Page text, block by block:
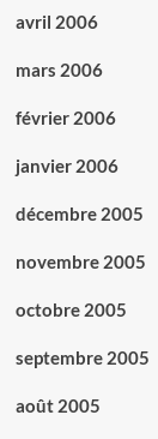
avril 2006
mars 2006
février 2006
janvier 2006
décembre 2005
novembre 2005
octobre 2005
septembre 2005
août 2005